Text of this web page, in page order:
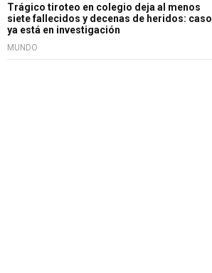
Trágico tiroteo en colegio deja al menos
siete fallecidos y decenas de heridos: caso
ya está en investigación
MUNDO